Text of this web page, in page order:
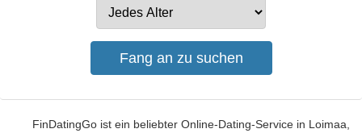
FinDatingGo ist ein beliebter Online-Dating-Service in Loimaa,